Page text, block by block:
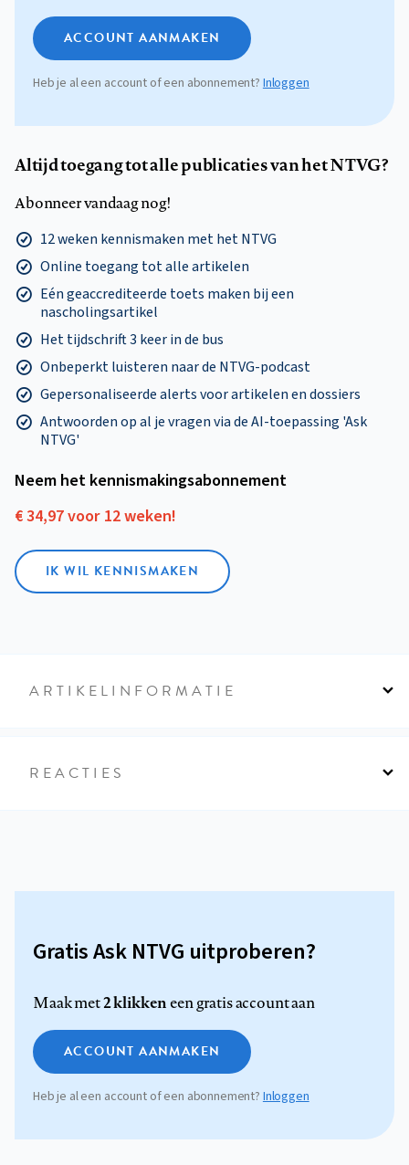
ACCOUNT AANMAKEN
Heb je al een account of een abonnement? Inloggen
Altijd toegang tot alle publicaties van het NTVG?
Abonneer vandaag nog!
12 weken kennismaken met het NTVG
Online toegang tot alle artikelen
Eén geaccrediteerde toets maken bij een
nascholingsartikel
Het tijdschrift 3 keer in de bus
Onbeperkt luisteren naar de NTVG-podcast
Gepersonaliseerde alerts voor artikelen en dossiers
Antwoorden op al je vragen via de AI-toepassing 'Ask
NTVG'
Neem het kennismakings­abonnement
€ 34,97 voor 12 weken!
IK WIL KENNISMAKEN
ARTIKELINFORMATIE
REACTIES
Gratis Ask NTVG uitproberen?
Maak met2 klikkeneen gratis account aan
ACCOUNT AANMAKEN
Heb je al een account of een abonnement?Inloggen